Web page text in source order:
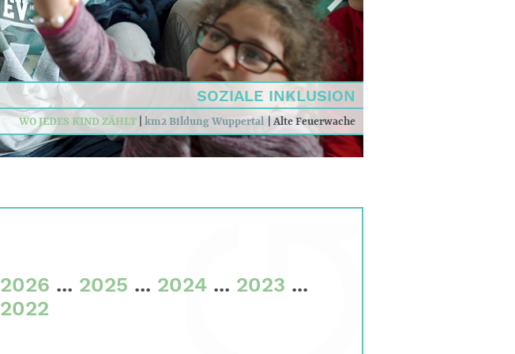
SOZIALE INKLUSION
WO JEDES KIND ZÄHLT km2 Bildung Wuppertal Alte Feuerwache
2026 ... 2025 ... 2024 ... 2023 ...
2022